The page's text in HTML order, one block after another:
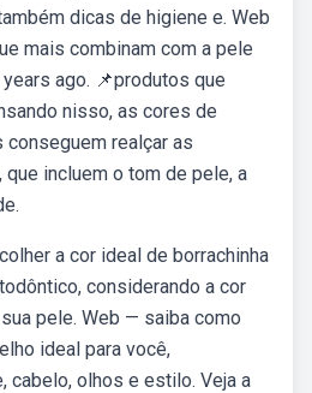
dicas de higiene e. Web
mais combinam com a pele
ago. 📌produtos que
nisso, as cores de
conseguem realçar as
incluem o tom de pele, a
a cor ideal de borrachinha
considerando a cor
pele. Web — saiba como
ideal para você,
cabelo, olhos e estilo. Veja a